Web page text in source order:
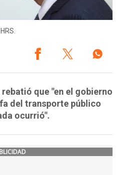
que "en el gobierno
del transporte público
ocurrió".